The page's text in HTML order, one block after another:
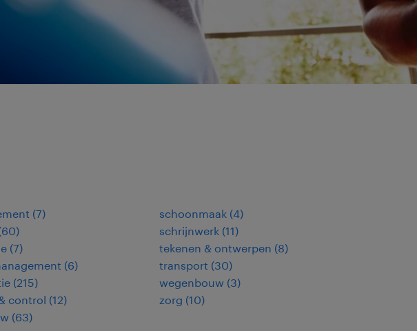
(7)
60)
(7)
(6)
(215)
control (12)
(63)
schoonmaak (4)
schrijnwerk (11)
tekenen & ontwerpen (8)
transport (30)
wegenbouw (3)
zorg (10)